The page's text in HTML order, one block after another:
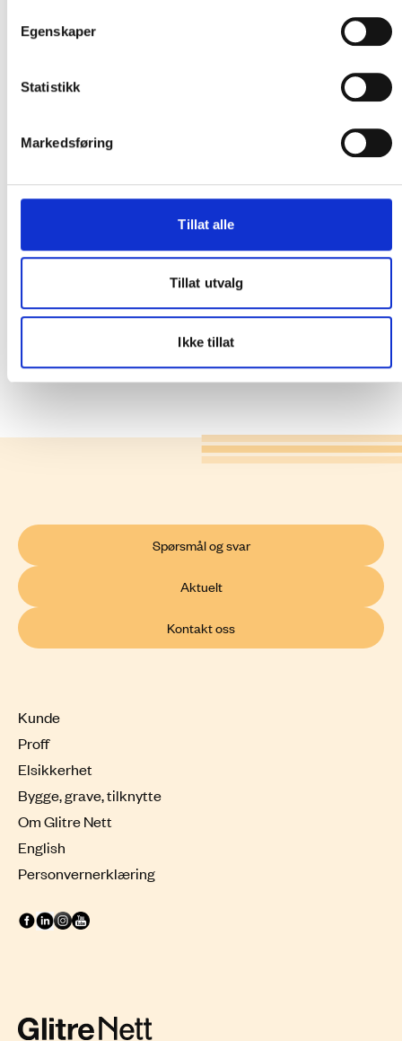
Egenskaper
Statistikk
Markedsføring
Tillat alle
Tillat utvalg
Ikke tillat
Operativ drift, digitalisering og beredskap:
Otto Andreas Rustand
Gulowsen
Strategi og virksomhetsstyring:
Margrete Lenes Solem
Se mer informasjon om ny ledergruppe:
Organisasjon og ledelse i Glitre Nett
Kunde
Proff
Elsikkerhet
Bygge, grave, tilknytte
Om Glitre Nett
English
Personvernerklæring
Spørsmål og svar
Aktuelt
Kontakt oss